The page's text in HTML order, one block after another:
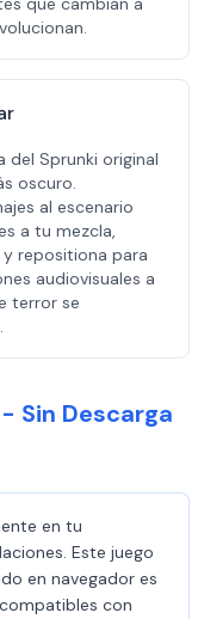
del Sprunki original
oscuro.
al escenario
a tu mezcla,
repositiona para
audiovisuales a
terror se
Sin Descarga
en tu
Este juego
en navegador es
con